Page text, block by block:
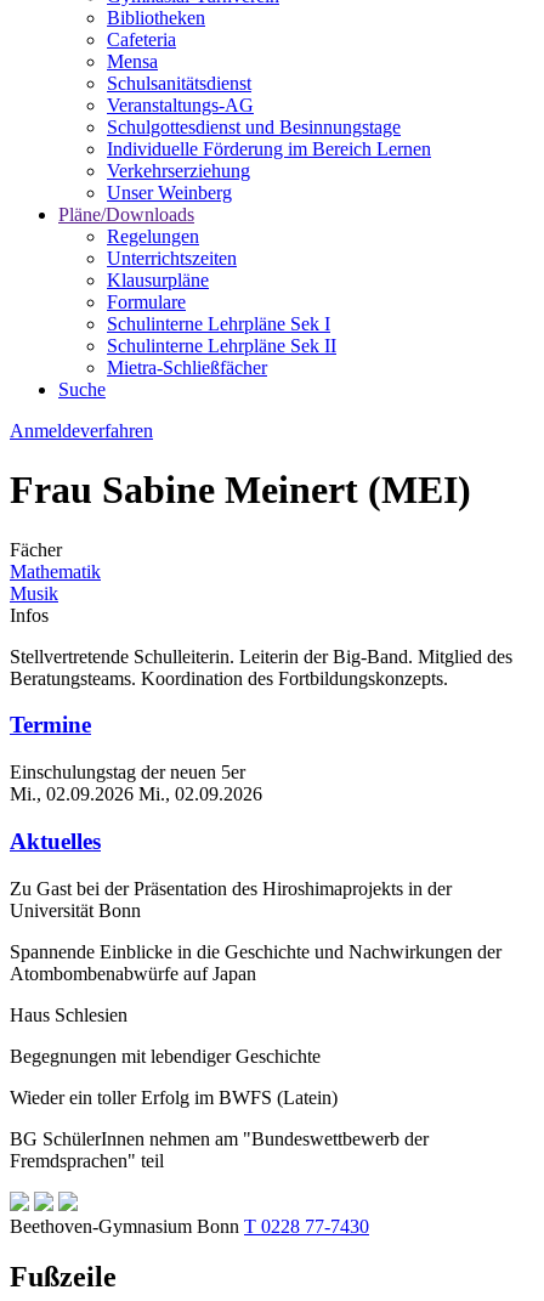
Bibliotheken
Cafeteria
Mensa
Schulsanitätsdienst
Veranstaltungs-AG
Schulgottesdienst und Besinnungstage
Individuelle Förderung im Bereich Lernen
Verkehrserziehung
Unser Weinberg
Pläne/Downloads
Regelungen
Unterrichtszeiten
Klausurpläne
Formulare
Schulinterne Lehrpläne Sek I
Schulinterne Lehrpläne Sek II
Mietra-Schließfächer
Suche
Anmeldeverfahren
Frau Sabine Meinert (MEI)
Fächer
Mathematik
Musik
Infos
Stellvertretende Schulleiterin. Leiterin der Big-Band. Mitglied des
Beratungsteams. Koordination des Fortbildungskonzepts.
Termine
Einschulungstag der neuen 5er
Mi., 02.09.2026 Mi., 02.09.2026
Aktuelles
Zu Gast bei der Präsentation des Hiroshimaprojekts in der
Universität Bonn
Spannende Einblicke in die Geschichte und Nachwirkungen der
Atombombenabwürfe auf Japan
Haus Schlesien
Begegnungen mit lebendiger Geschichte
Wieder ein toller Erfolg im BWFS (Latein)
BG SchülerInnen nehmen am "Bundeswettbewerb der
Fremdsprachen" teil
Beethoven-Gymnasium Bonn T 0228 77-7430
Fußzeile